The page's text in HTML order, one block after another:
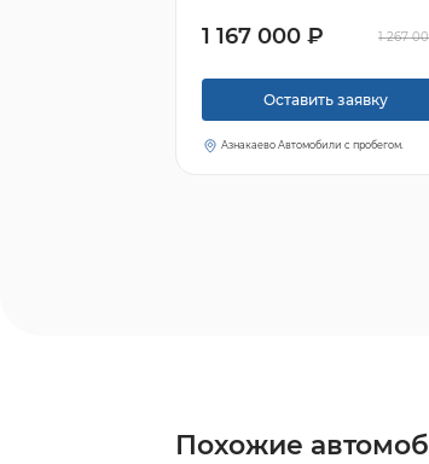
1 167 000 ₽ 1 267
Оставить заявку
Азнакаево Автомобили с пробегом.
Похожие